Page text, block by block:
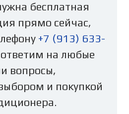
бесплатная
прямо сейчас,
+7 (913) 633-
на любые
вопросы,
и покупкой